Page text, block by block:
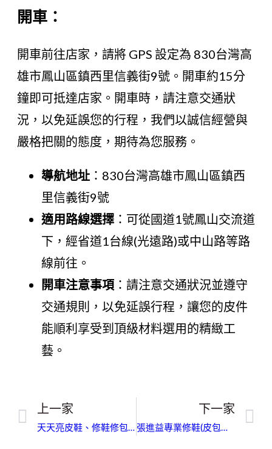
開車：
開車前往店家，請將 GPS 設定為 830台灣高
雄市鳳山區鎮西里信義街9號。開車約15分
鐘即可抵達店家。開車時，請注意交通狀
況，以免延誤您的行程，我們以誠信經營與
嚴格把關的態度，期待為您服務。
導航地址 ：830台灣高雄市鳳山區鎮西
里信義街9號
適用路線選擇 ：可從國道1號鳳山交流道
下，經省道1台線(光遠路)或中山路等路
線前往。
開車注意事項 ：請注意交通狀況並遵守
交通規則，以免延誤行程，讓您的皮件
能順利享受到頂級材料選用的精緻工
藝。
上一家
天天亮皮鞋、修鞋修包包洗鞋洗名牌包總店｜臺中細緻還原
下一家
張進益專業修鞋(皮包拉鏈）｜新北市皮革補色翻新｜五星口碑推薦皮件維修、高奢包修復